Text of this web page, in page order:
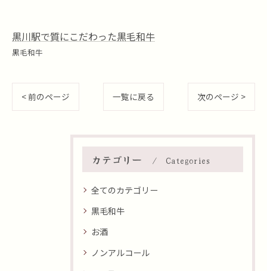
黒川駅で質にこだわった黒毛和牛
黒毛和牛
< 前のページ 一覧に戻る 次のページ >
カテゴリー Categories
全てのカテゴリー
黒毛和牛
お酒
ノンアルコール